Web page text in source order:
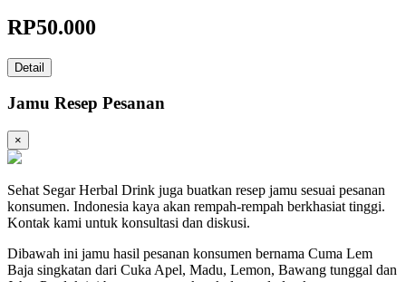
RP50.000
Detail
Jamu Resep Pesanan
×
Sehat Segar Herbal Drink juga buatkan resep jamu sesuai pesanan
konsumen. Indonesia kaya akan rempah-rempah berkhasiat tinggi.
Kontak kami untuk konsultasi dan diskusi.
Dibawah ini jamu hasil pesanan konsumen bernama Cuma Lem
Baja singkatan dari Cuka Apel, Madu, Lemon, Bawang tunggal dan